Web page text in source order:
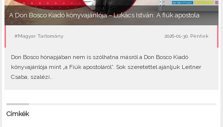
A Don Bosco Kiadó könyvajánlója – Lukács István: A fiúk apostola
#Magyar Tartomány 2026-01-30, Péntek
Don Bosco hónapjában nem is szólhatna másról a Don Bosco Kiadó
könyvajánlója mint „a Fiúk apostoláról”. Sok szeretettel ajánljuk Leitner
Csaba, szalézi..
Címkék